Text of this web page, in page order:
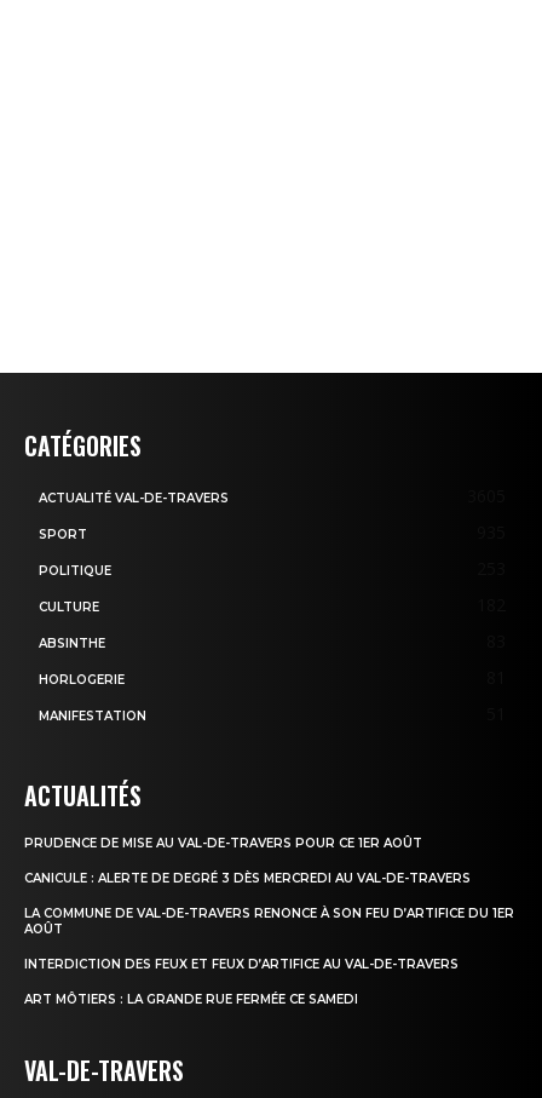
CATÉGORIES
ACTUALITÉ VAL-DE-TRAVERS
SPORT
POLITIQUE
CULTURE
ABSINTHE
HORLOGERIE
MANIFESTATION
ACTUALITÉS
PRUDENCE DE MISE AU VAL-DE-TRAVERS POUR CE 1ER AOÛT
CANICULE : ALERTE DE DEGRÉ 3 DÈS MERCREDI AU VAL-DE-TRAVERS
LA COMMUNE DE VAL-DE-TRAVERS RENONCE À SON FEU D’ARTIFICE DU 1ER
AOÛT
INTERDICTION DES FEUX ET FEUX D’ARTIFICE AU VAL-DE-TRAVERS
ART MÔTIERS : LA GRANDE RUE FERMÉE CE SAMEDI
VAL-DE-TRAVERS